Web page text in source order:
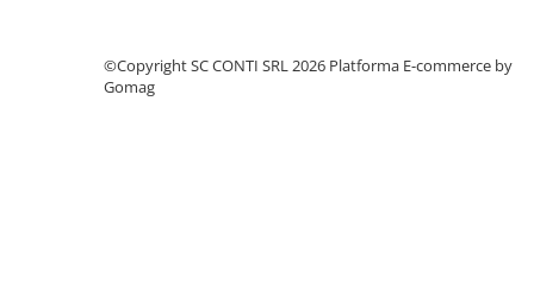
Tehnica diamantata
Masini de carotat
©Copyright SC CONTI SRL 2026 Platforma E-commerce by
Gomag